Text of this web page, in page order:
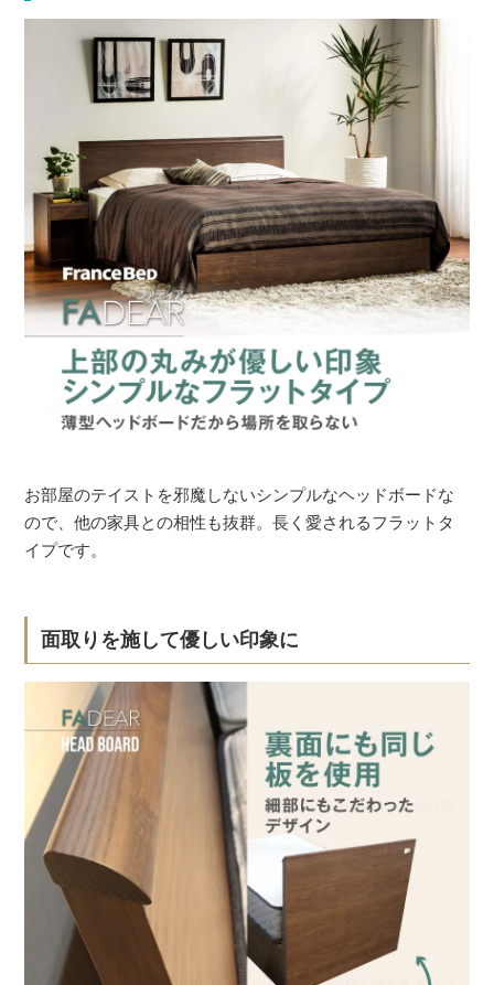
お部屋のテイストを邪魔しないシンプルなヘッドボードな
ので、他の家具との相性も抜群。長く愛されるフラットタ
イプです。
面取りを施して優しい印象に